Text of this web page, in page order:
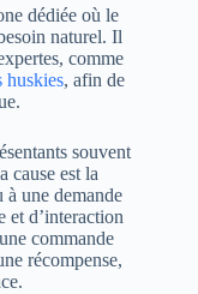
dédiée où le
naturel. Il
comme
huskies, afin de
souvent
cause est la
à une demande
et d’interaction
commande
récompense,